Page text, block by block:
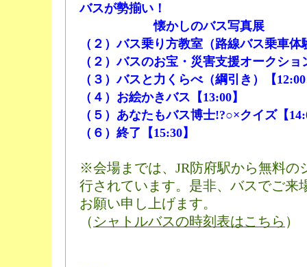
バスが勢揃い！
懐かしのバス写真展
（２）バス乗り方教室（路線バス乗車体
（２）バスのお宝・災害支援オークショ
（３）バスと力くらべ（綱引き）【
（４）お絵かきバス【13:00】
（５）あなたもバス博士!?○×クイズ【
（６）終了【15:30】
※会場までは、JR防府駅から無料の
行されています。是非、バスでご来
お願い申し上げます。
（ シャトルバスの時刻表はこちら ）